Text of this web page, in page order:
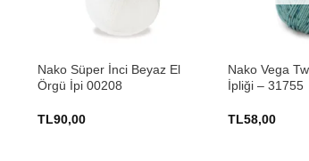
Nako Süper İnci Beyaz El
Örgü İpi 00208
TL90,00
Nako Vega
İpliği – 31755
TL58,00